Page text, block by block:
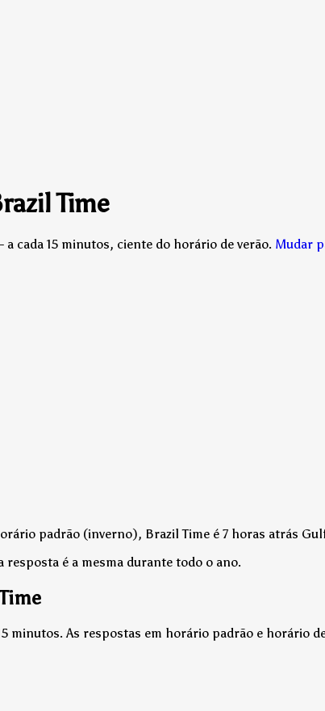
Time
cada 15 minutos, ciente do horário de verão. Mudar
padrão (inverno), Brazil Time é 7 horas atrás
é a mesma durante todo o ano.
minutos. As respostas em horário padrão e horário